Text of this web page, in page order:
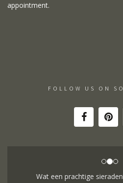
appointment.
FOLLOW US ON
Heel blij met onze